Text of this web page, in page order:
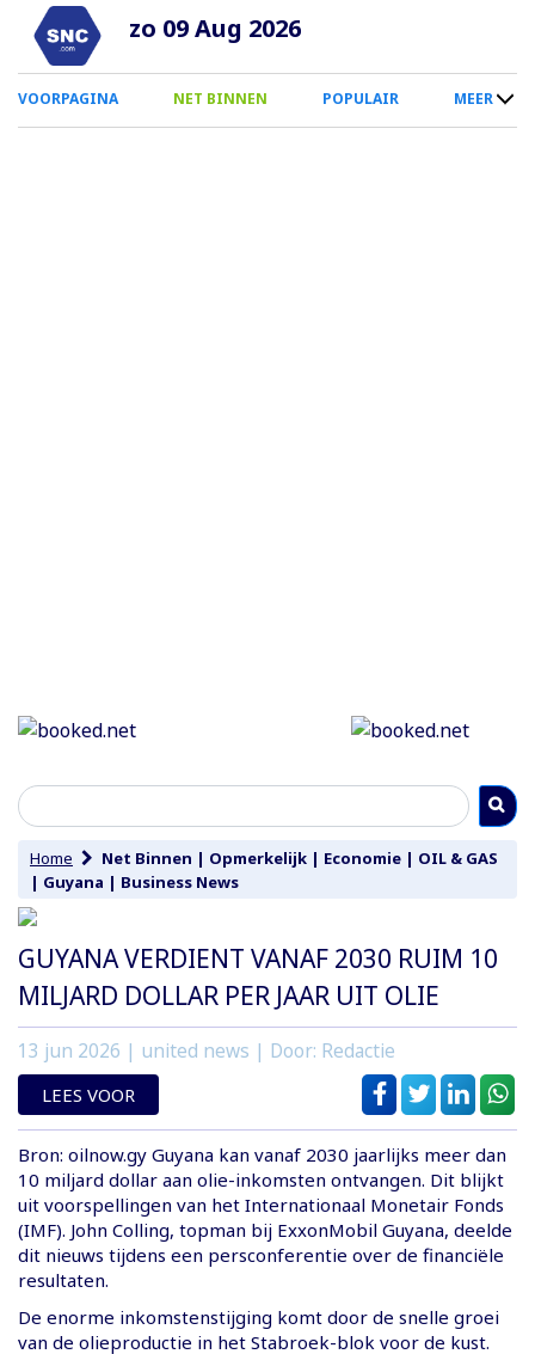
Overslaan
naar
inhoud
zo 09 Aug 2026
0
Smartphone
VOORPAGINA NET BINNEN POPULAIR MEER
Home Net Binnen | Opmerkelijk | Economie | OIL & GAS
| Guyana | Business News
GUYANA VERDIENT VANAF 2030 RUIM 10
MILJARD DOLLAR PER JAAR UIT OLIE
13 jun 2026 | united news | Door: Redactie
LEES VOOR
Bron: oilnow.gy Guyana kan vanaf 2030 jaarlijks meer dan
10 miljard dollar aan olie-inkomsten ontvangen. Dit blijkt
uit voorspellingen van het Internationaal Monetair Fonds
(IMF). John Colling, topman bij ExxonMobil Guyana, deelde
dit nieuws tijdens een persconferentie over de financiële
resultaten.
De enorme inkomstenstijging komt door de snelle groei
van de olieproductie in het Stabroek-blok voor de kust.